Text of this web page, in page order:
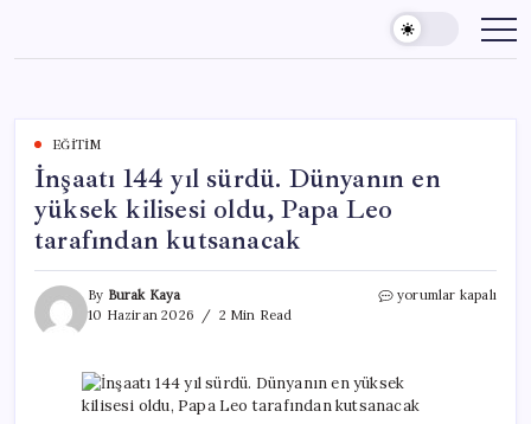
content
EĞITIM
İnşaatı 144 yıl sürdü. Dünyanın en
yüksek kilisesi oldu, Papa Leo
tarafından kutsanacak
By Burak Kaya
10 Haziran 2026
2 Min Read
İnşaatı
Dünyanın
en
yüksek
yorumlar kapalı